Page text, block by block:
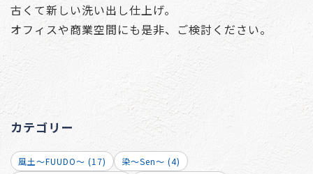
古くて新しい洗い出し仕上げ。
オフィスや商業空間にも是非、ご検討ください。
カテゴリー
風土～FUUDO～ (17)
染～Sen～ (4)